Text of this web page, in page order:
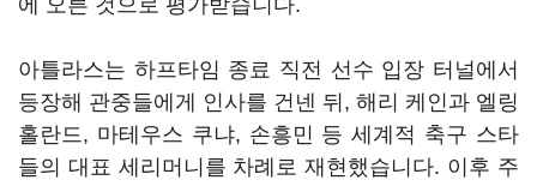
에 오른 것으로 평가받습니다.
아틀라스는 하프타임 종료 직전 선수 입장 터널에서
등장해 관중들에게 인사를 건넨 뒤, 해리 케인과 엘링
홀란드, 마테우스 쿠냐, 손흥민 등 세계적 축구 스타
들의 대표 세리머니를 차례로 재현했습니다. 이후 주